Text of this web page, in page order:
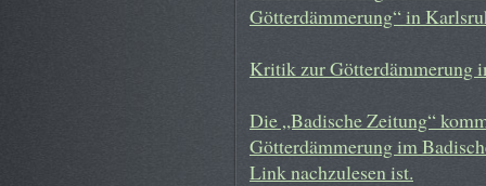
Götterdämmerung“ in
Kritik zur Götterdämmerung
Die „Badische Zeitung“
Götterdämmerung im
Link nachzulesen ist.